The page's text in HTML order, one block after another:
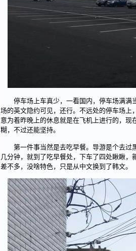
停车场上车真少，一看国内，停车场满满
场的英文隐约可见，还行。不远处的停车场上
意为着昨晚上的休息就是在飞机上进行的，
糊，不过还能坚持。
第一件事当然是去吃早餐。导游是个去过
几分钟，就到了吃早餐处，下车了四处瞅瞅
差不多，没啥特色，只是从中文换到了韩文。